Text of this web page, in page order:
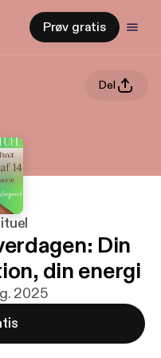
Prøv gratis
Del
Din
din energi
2025